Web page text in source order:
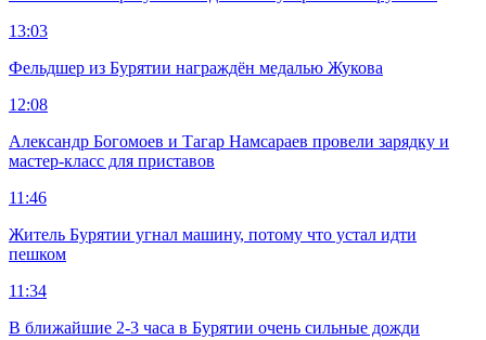
13:03
Фельдшер из Бурятии награждён медалью Жукова
12:08
Александр Богомоев и Тагар Намсараев провели зарядку и
мастер-класс для приставов
11:46
Житель Бурятии угнал машину, потому что устал идти
пешком
11:34
В ближайшие 2-3 часа в Бурятии очень сильные дожди